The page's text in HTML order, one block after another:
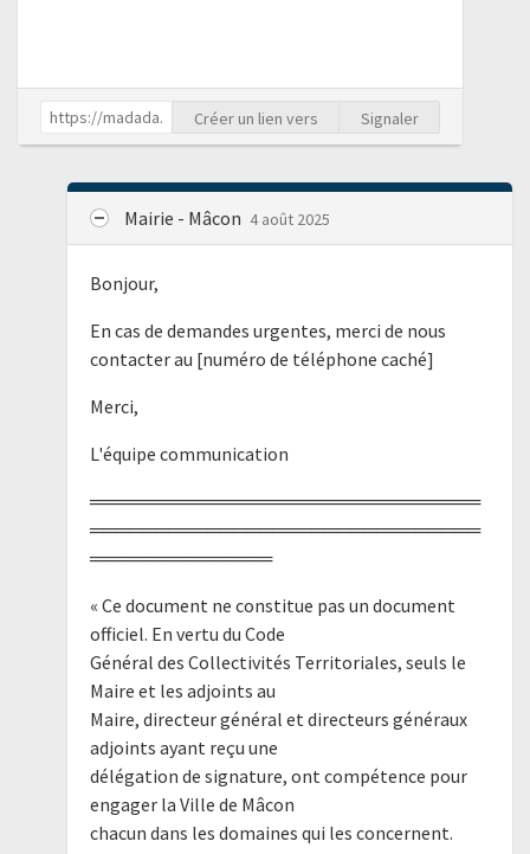
Créer un lien vers Signaler
Mairie - Mâcon 4 août 2025
Bonjour,
En cas de demandes urgentes, merci de nous
contacter au [numéro de téléphone caché]
Merci,
L'équipe communication
══════════════════════════════
══════════════════════════════
══════════════
« Ce document ne constitue pas un document
officiel. En vertu du Code
Général des Collectivités Territoriales, seuls le
Maire et les adjoints au
Maire, directeur général et directeurs généraux
adjoints ayant reçu une
délégation de signature, ont compétence pour
engager la Ville de Mâcon
chacun dans les domaines qui les concernent.